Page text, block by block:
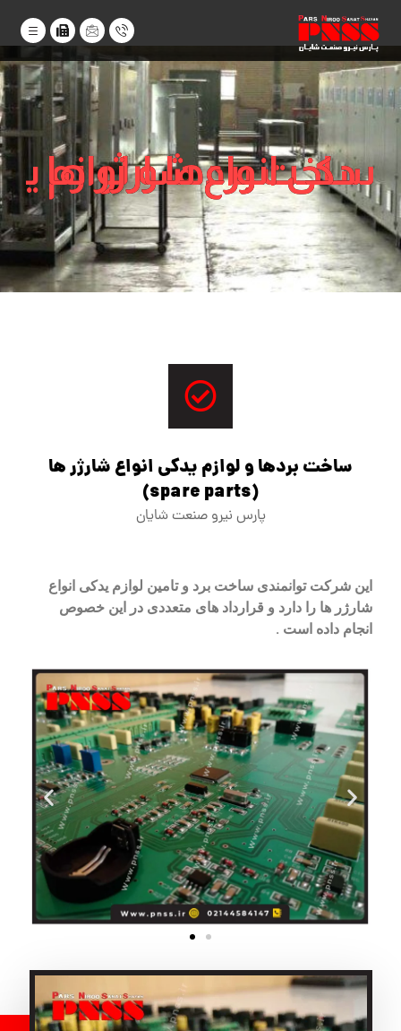
ساخت بردها و لوازم یدکی انواع شارژر ها
ساخت بردها و لوازم یدکی انواع شارژر ها
(spare parts)
پارس نیرو صنعت شایان
این شرکت توانمندی ساخت برد و تامین لوازم یدکی انواع
شارژر ها را دارد و قرارداد های متعددی در این خصوص
انجام داده است .